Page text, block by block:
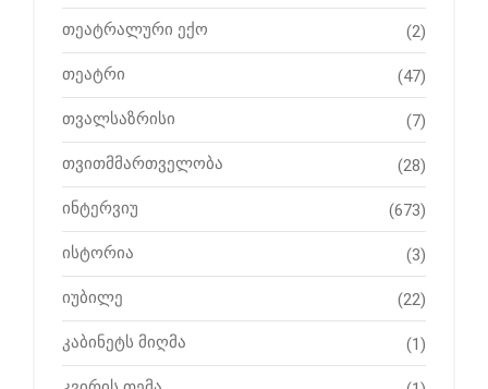
თეატრალური ექო (2)
თეატრი (47)
თვალსაზრისი (7)
თვითმმართველობა (28)
ინტერვიუ (673)
ისტორია (3)
იუბილე (22)
კაბინეტს მიღმა (1)